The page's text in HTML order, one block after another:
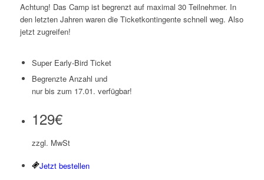
Achtung! Das Camp ist begrenzt auf maximal 30 Teilnehmer. In
den letzten Jahren waren die Ticketkontingente schnell weg. Also
jetzt zugreifen!
Super Early-Bird Ticket
Begrenzte Anzahl und
nur bis zum 17.01. verfügbar!
129€
zzgl. MwSt
Jetzt bestellen